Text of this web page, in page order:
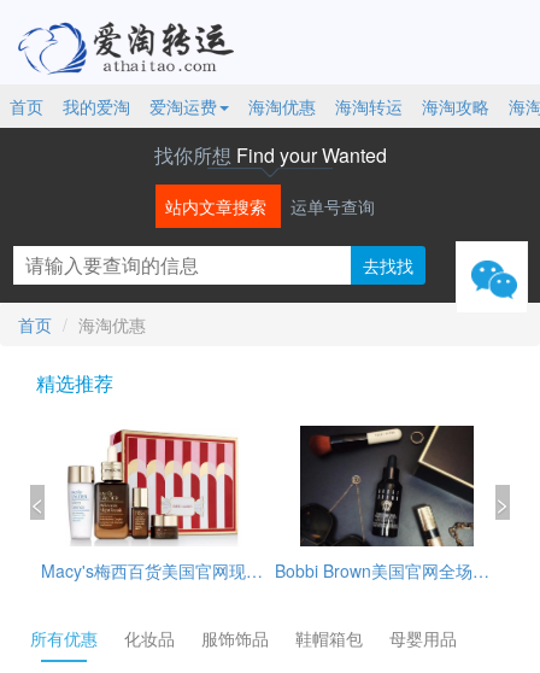
首页 我的爱淘 爱淘运费 海淘优惠 海淘转运 海淘攻略 海
找你所想 Find your Wanted
站内文章搜索 运单号查询
首页 海淘优惠
精选推荐
Bobbi Brown美国官网全场海淘满赠活动开启，订单满$65赠3件护肤小样（橘子面霜7ml+眼部打底5ml+卸妆油15ml），需使用优惠码：REFRESH，美国境内免邮，需要通过转运公司运输回来。 GlamGlow格莱魅美国官网冬季大促精选护肤品低至5折+部分额外9折促销，需用码：EXTRA10，另外，订单满$75送清洁4件套，价值$49，美国境内免邮。
< >
所有优惠 化妆品 服饰饰品 鞋帽箱包
母婴用品